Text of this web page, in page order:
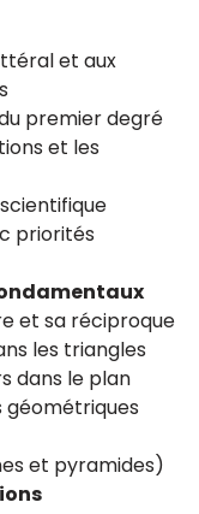
et aux
premier degré
et les
priorités
et sa réciproque
les triangles
dans le plan
géométriques
et pyramides)